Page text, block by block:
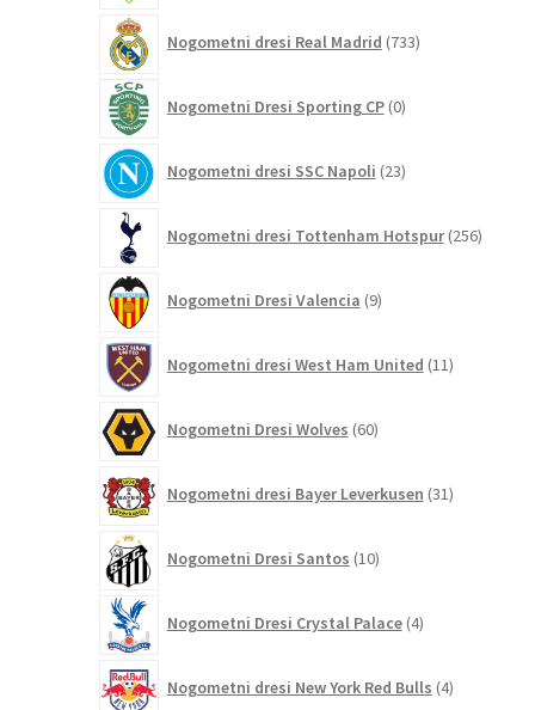
Nogometni dresi Real Madrid 733izdelkov
Nogometni Dresi Sporting CP 0izdelkov
Nogometni dresi SSC Napoli 23izdelkov
Nogometni dresi Tottenham Hotspur 256
Nogometni Dresi Valencia 9izdelkov
Nogometni dresi West Ham United 11izdelkov
Nogometni Dresi Wolves 60izdelkov
Nogometni dresi Bayer Leverkusen 31izdelkov
Nogometni Dresi Santos 10izdelkov
Nogometni Dresi Crystal Palace 4izdelki
Nogometni dresi New York Red Bulls 4izdelki